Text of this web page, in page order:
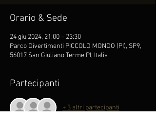
Orario & Sede
24 giu 2024, 21:00 – 23:30
Parco Divertimenti PICCOLO MONDO (PI), SP9,
56017 San Giuliano Terme PI, Italia
Partecipanti
+ 3 altri partecipanti